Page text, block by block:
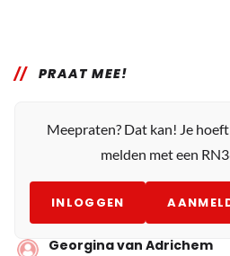
PRAAT MEE!
Meepraten? Dat kan! Je
melden met een
INLOGGEN
Georgina van Adrichem